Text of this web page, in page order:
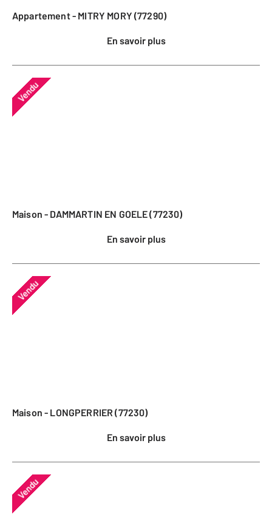
Appartement - MITRY MORY (77290)
En savoir plus
Vendu
Maison - DAMMARTIN EN GOELE (77230)
En savoir plus
Vendu
Maison - LONGPERRIER (77230)
En savoir plus
Vendu